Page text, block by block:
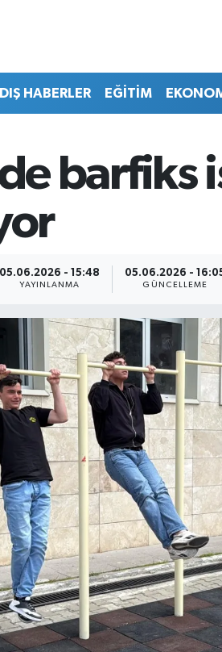
DIŞ HABERLER EĞİTİM
barfiks
05.06.2026 - 15:48
YAYINLANMA
05.06.2026 -
GÜNCELLEME